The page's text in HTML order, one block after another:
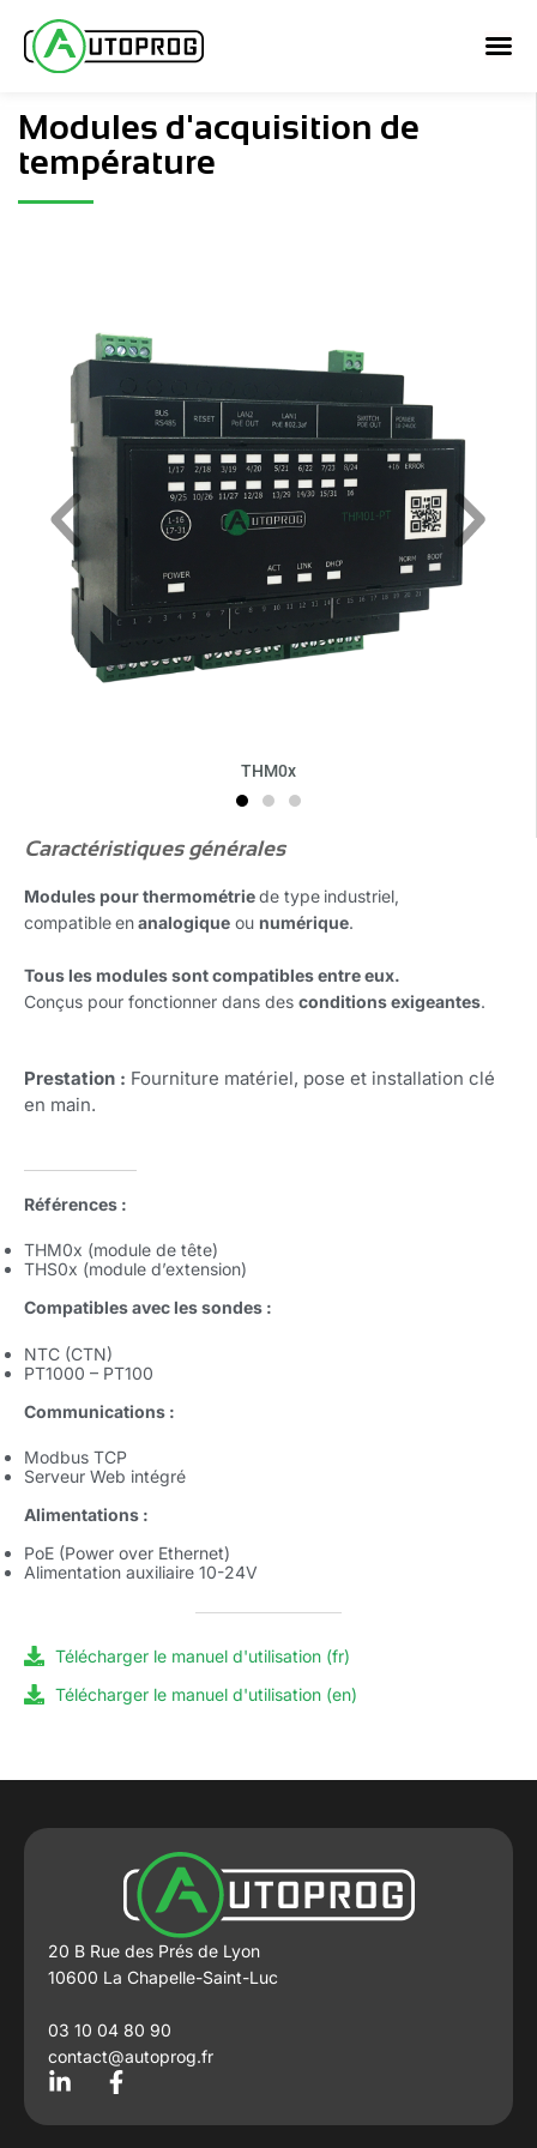
contenu
Modules d'acquisition de
température
THM0x
Caractéristiques générales
Modules pour thermométriede type industriel,
compatibleenanalogique ou numérique.
Tous les modules sont compatibles entre eux.
Conçus pour fonctionner dans des conditions exigeantes.
Prestation : Fourniture matériel, pose et installation clé
en main.
Références :
THM0x (module de tête)
THS0x (module d’extension)
Compatibles avec les sondes :
NTC (CTN)
PT1000 – PT100
Communications :
Modbus TCP
Serveur Web intégré
Alimentations :
PoE (Power over Ethernet)
Alimentation auxiliaire 10-24V
Télécharger le manuel d'utilisation (fr)
Télécharger le manuel d'utilisation (en)
20 B Rue des Prés de Lyon
10600 La Chapelle-Saint-Luc
03 10 04 80 90
contact@autoprog.fr
L
n
F
c